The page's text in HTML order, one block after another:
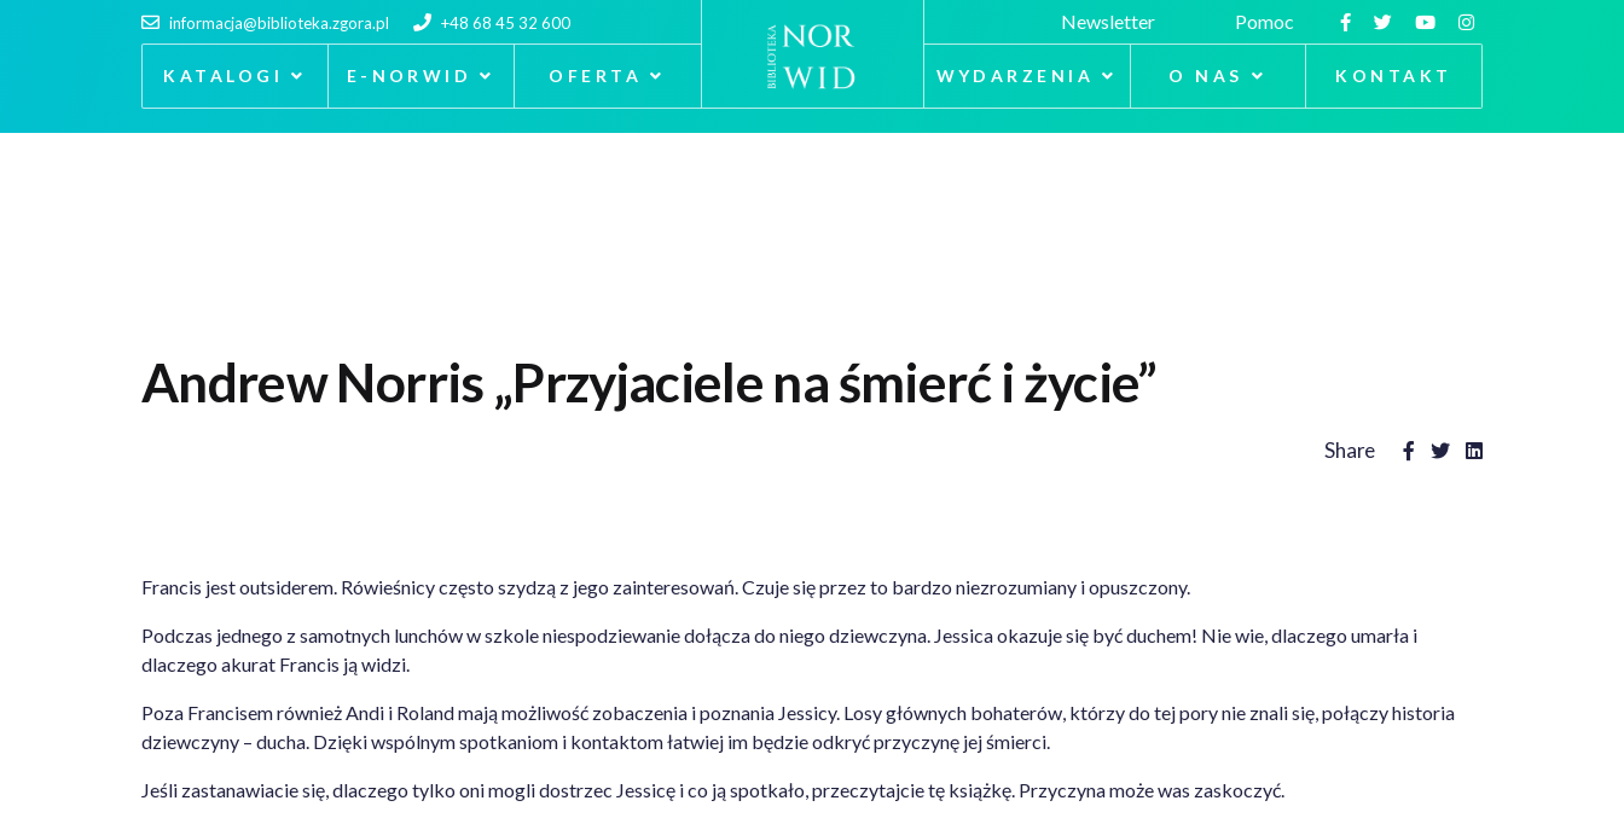
informacja@biblioteka.zgora.pl +48 68 45 32 600
KATALOGI E-NORWID OFERTA
Newsletter Pomoc
WYDARZENIA O NAS KONTAKT
Andrew Norris „Przyjaciele na śmierć i życie”
Share
Francis jest outsiderem. Rówieśnicy często szydzą z jego zainteresowań. Czuje się przez to bardzo niezrozumiany i opuszczony.
Podczas jednego z samotnych lunchów w szkole niespodziewanie dołącza do niego dziewczyna. Jessica okazuje się być duchem! Nie wie, dlaczego umarła i
dlaczego akurat Francis ją widzi.
Poza Francisem również Andi i Roland mają możliwość zobaczenia i poznania Jessicy. Losy głównych bohaterów, którzy do tej pory nie znali się, połączy historia
dziewczyny – ducha. Dzięki wspólnym spotkaniom i kontaktom łatwiej im będzie odkryć przyczynę jej śmierci.
Jeśli zastanawiacie się, dlaczego tylko oni mogli dostrzec Jessicę i co ją spotkało, przeczytajcie tę książkę. Przyczyna może was zaskoczyć.